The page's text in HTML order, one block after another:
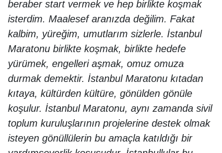
beraber start vermek ve hep birlikte koşmak
isterdim. Maalesef aranızda değilim. Fakat
kalbim, yüreğim, umutlarım sizlerle. İstanbul
Maratonu birlikte koşmak, birlikte hedefe
yürümek, engelleri aşmak, omuz omuza
durmak demektir. İstanbul Maratonu kıtadan
kıtaya, kültürden kültüre, gönülden gönüle
koşulur. İstanbul Maratonu, aynı zamanda sivil
toplum kuruluşlarının projelerine destek olmak
isteyen gönüllülerin bu amaçla katıldığı bir